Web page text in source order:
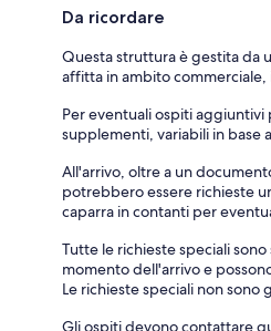
Da ricordare
Questa struttura è gestita da
affitta in ambito
Per eventuali ospiti aggiuntivi
supplementi, variabili in base
All'arrivo, oltre a un
potrebbero essere richieste
caparra in contanti per
Tutte le richieste speciali
momento dell'arrivo e
Le richieste speciali non sono
Gli ospiti devono contattare